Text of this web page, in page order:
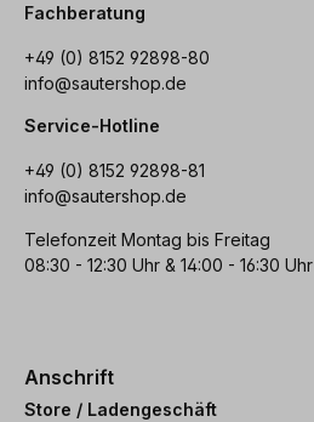
Fachberatung
+49 (0) 8152 92898-80
info@sautershop.de
Service-Hotline
+49 (0) 8152 92898-81
info@sautershop.de
Telefonzeit Montag bis Freitag
08:30 - 12:30 Uhr & 14:00 - 16:30 Uhr
Anschrift
Store / Ladengeschäft